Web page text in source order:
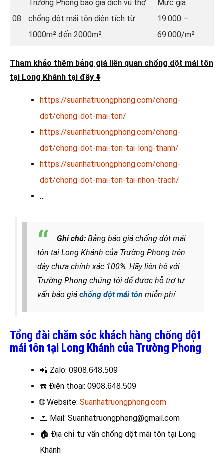
08
Trường Phong báo giá dịch vụ thợ
chống dột mái tôn diện tích từ
1000m² đến 2000m²
Mức giá
19.000 –
69.000/m²
Tham khảo thêm bảng giá liên quan chống dột mái tôn
tại Long Khánh tại đây ⬇️
https://suanhatruongphong.com/chong-
dot/chong-dot-mai-ton/
https://suanhatruongphong.com/chong-
dot/chong-dot-mai-ton-tai-long-thanh/
https://suanhatruongphong.com/chong-
dot/chong-dot-mai-ton-tai-nhon-trach/
…
Ghi chú: Bảng báo giá chống dột mái
tôn tại Long Khánh của Trường Phong trên
đây chưa chính xác 100%. Hãy liên hệ với
Trường Phong chúng tôi để được hỗ trợ tư
vấn báo giá chống dột mái tôn miễn phí.
Tổng đài chăm sóc khách hàng chống dột
mái tôn tại Long Khánh của Trường Phong
📲 Zalo: 0908.648.509
☎️ Điện thoại: 0908.648.509
🌐 Website: Suanhatruongphong.com
💌 Mail: Suanhatruongphong@gmail.com
🏠 Địa chỉ tư vấn chống dột mái tôn tại Long
Khánh